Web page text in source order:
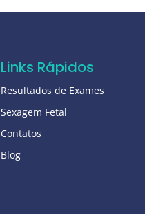
Links Rápidos
Resultados de Exames
Sexagem Fetal
Contatos
Blog